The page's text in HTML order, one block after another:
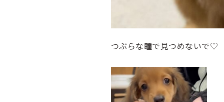
つぶらな瞳で見つめないで♡